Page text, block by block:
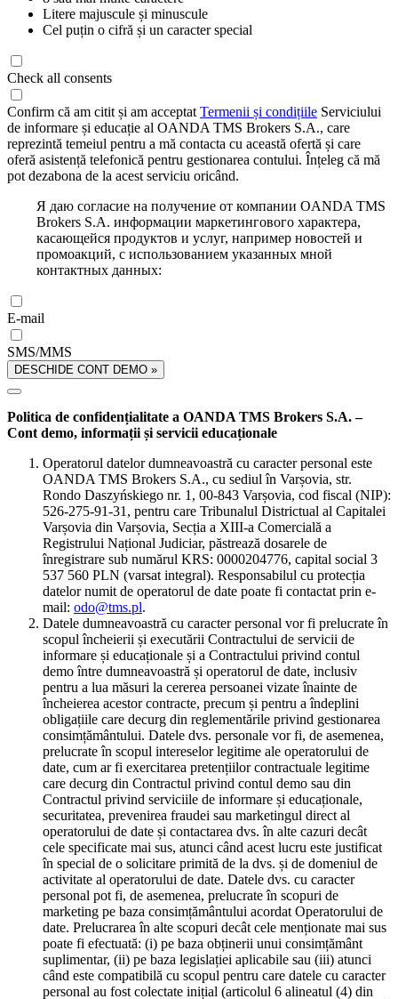
Litere majuscule și minuscule
Cel puțin o cifră și un caracter special
Check all consents
Confirm că am citit și am acceptat Termenii și condițiile Serviciului
de informare și educație al OANDA TMS Brokers S.A., care
reprezintă temeiul pentru a mă contacta cu această ofertă și care
oferă asistență telefonică pentru gestionarea contului. Înțeleg că mă
pot dezabona de la acest serviciu oricând.
Я даю согласие на получение от компании OANDA TMS
Brokers S.A. информации маркетингового характера,
касающейся продуктов и услуг, например новостей и
промоакций, с использованием указанных мной
контактных данных:
E-mail
SMS/MMS
DESCHIDE CONT DEMO »
Politica de confidențialitate a OANDA TMS Brokers S.A. –
Cont demo, informații și servicii educaționale
Operatorul datelor dumneavoastră cu caracter personal este
OANDA TMS Brokers S.A., cu sediul în Varșovia, str.
Rondo Daszyńskiego nr. 1, 00-843 Varșovia, cod fiscal (NIP):
526-275-91-31, pentru care Tribunalul Districtual al Capitalei
Varșovia din Varșovia, Secția a XIII-a Comercială a
Registrului Național Judiciar, păstrează dosarele de
înregistrare sub numărul KRS: 0000204776, capital social 3
537 560 PLN (varsat integral). Responsabilul cu protecția
datelor numit de operatorul de date poate fi contactat prin e-
mail: odo@tms.pl.
Datele dumneavoastră cu caracter personal vor fi prelucrate în
scopul încheierii și executării Contractului de servicii de
informare și educaționale și a Contractului privind contul
demo între dumneavoastră și operatorul de date, inclusiv
pentru a lua măsuri la cererea persoanei vizate înainte de
încheierea acestor contracte, precum și pentru a îndeplini
obligațiile care decurg din reglementările privind gestionarea
consimțământului. Datele dvs. personale vor fi, de asemenea,
prelucrate în scopul intereselor legitime ale operatorului de
date, cum ar fi exercitarea pretențiilor contractuale legitime
care decurg din Contractul privind contul demo sau din
Contractul privind serviciile de informare și educaționale,
securitatea, prevenirea fraudei sau marketingul direct al
operatorului de date și contactarea dvs. în alte cazuri decât
cele specificate mai sus, atunci când acest lucru este justificat
în special de o solicitare primită de la dvs. și de domeniul de
activitate al operatorului de date. Datele dvs. cu caracter
personal pot fi, de asemenea, prelucrate în scopuri de
marketing pe baza consimțământului acordat Operatorului de
date. Prelucrarea în alte scopuri decât cele menționate mai sus
poate fi efectuată: (i) pe baza obținerii unui consimțământ
suplimentar, (ii) pe baza legislației aplicabile sau (iii) atunci
când este compatibilă cu scopul pentru care datele cu caracter
personal au fost colectate inițial (articolul 6 alineatul (4) din